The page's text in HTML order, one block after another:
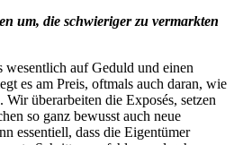
um, die schwieriger zu vermarkten
wesentlich auf Geduld und einen
es am Preis, oftmals auch daran, wie
überarbeiten die Exposés, setzen
so ganz bewusst auch neue
essentiell, dass die Eigentümer